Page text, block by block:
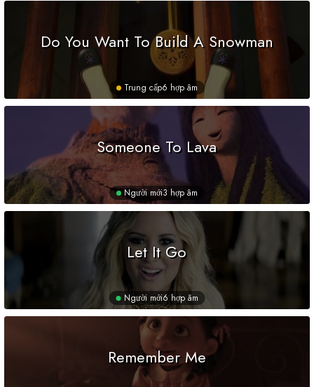
Do You Want To Build A Snowman
Trung cấp6 hợp âm
Someone To Lava
Người mới3 hợp âm
Let It Go
Người mới6 hợp âm
Remember Me